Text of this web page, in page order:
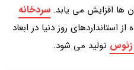
ها افزایش می‌ یابد. سردخانه
از استانداردهای روز دنیا در ابعاد
تولید می شود.